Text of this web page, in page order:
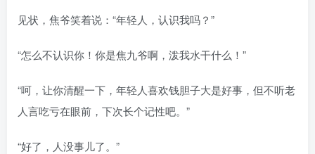
见状，焦爷笑着说：“年轻人，认识我吗？”
“怎么不认识你！你是焦九爷啊，泼我水干什么！”
“呵，让你清醒一下，年轻人喜欢钱胆子大是好事，但不听老
人言吃亏在眼前，下次长个记性吧。”
“好了，人没事儿了。”